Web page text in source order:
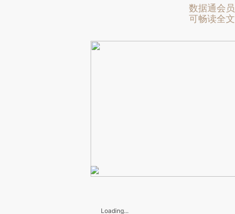
数据通会员
可畅读全文
Loading...